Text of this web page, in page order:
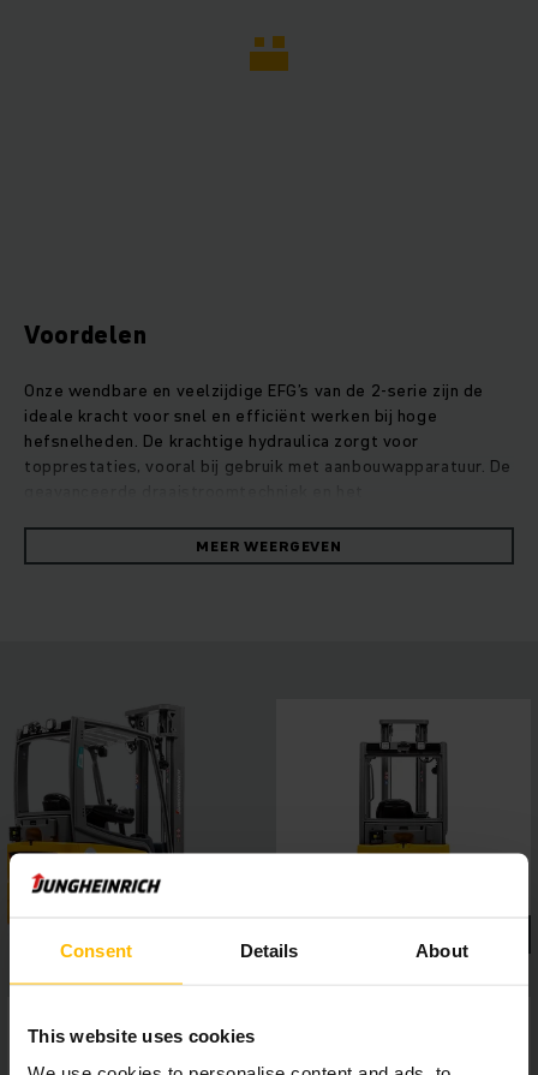
Consent Details About
This website uses cookies
Voordelen
Onze wendbare en veelzijdige EFG’s van de 2-serie zijn de
ideale kracht voor snel en efficiënt werken bij hoge
hefsnelheden. De krachtige hydraulica zorgt voor
topprestaties, vooral bij gebruik met aanbouwapparatuur. De
een optimaal rendement. Zo bereikt u een maximale omslag
bij minimaal verbruik. Dankzij de uitgekiende ergonomie, het
tussentijds laden altijd van het volle vermogen van de
driewielheftruck.
MEER WEERGEVEN